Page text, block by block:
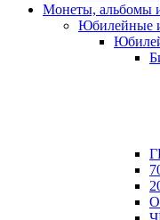
Монеты, альбомы
Юбилейные